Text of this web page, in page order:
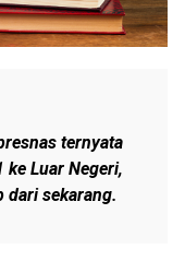
ternyata
Luar Negeri,
dari sekarang.